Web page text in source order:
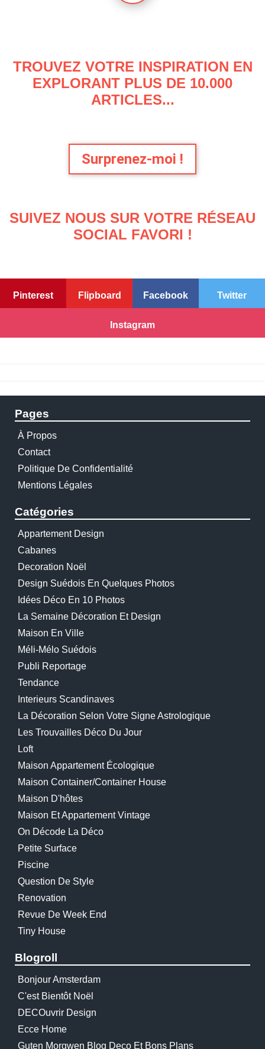
TROUVEZ VOTRE INSPIRATION EN
EXPLORANT PLUS DE 10.000
ARTICLES...
Surprenez-moi !
SUIVEZ NOUS SUR VOTRE RÉSEAU
SOCIAL FAVORI !
Pinterest Flipboard Facebook Twitter
Instagram
Pages
À Propos
Contact
Politique De Confidentialité
Mentions Légales
Catégories
Appartement Design
Cabanes
Decoration Noël
Design Suédois En Quelques Photos
Idées Déco En 10 Photos
La Semaine Décoration Et Design
Maison En Ville
Méli-Mélo Suédois
Publi Reportage
Tendance
Interieurs Scandinaves
La Décoration Selon Votre Signe Astrologique
Les Trouvailles Déco Du Jour
Loft
Maison Appartement Écologique
Maison Container/container House
Maison D'hôtes
Maison Et Appartement Vintage
On Décode La Déco
Petite Surface
Piscine
Question De Style
Renovation
Revue De Week End
Tiny House
Blogroll
Bonjour Amsterdam
C'est Bientôt Noël
DECOuvrir Design
Ecce Home
Guten Morgwen Blog Deco Et Bons Plans